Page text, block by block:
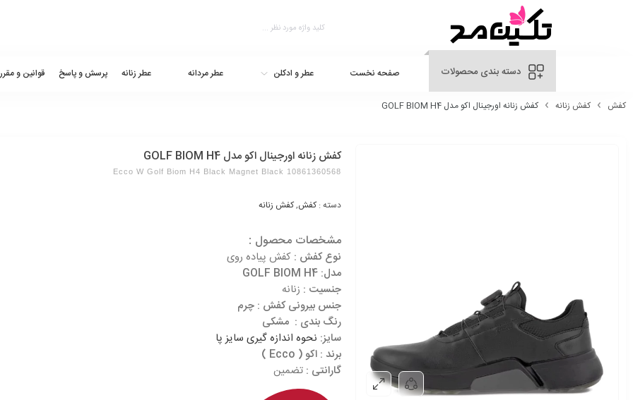
دسته بندی محصولات صفحه نخست عطر و ادکلن عطر مردانه عطر زنانه پرسش و پاسخ قوانین و
کفش کفش زنانه کفش زنانه اورجینال اکو مدل GOLF BIOM H4
کفش زنانه اورجینال اکو مدل GOLF BIOM H4
Ecco W Golf Biom H4 Black Magnet Black 10861360568
دسته :کفش,کفش زنانه
مشخصات محصول :
نوع کفش : کفش پیاده روی
مدل: GOLF BIOM H4
جنسیت : زنانه
جنس بیرونی کفش : چرم
رنگ بندی : مشکی
سایز: نحوه اندازه گیری سایز پا
برند : اکو ( Ecco )
گارانتی : تضمین